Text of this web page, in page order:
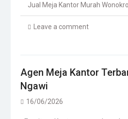
Jual Meja Kantor Murah
Leave a comment
Agen Meja Kantor
Ngawi
16/06/2026